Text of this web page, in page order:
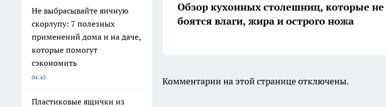
Не выбрасывайте яичную
скорлупу: 7 полезных
применений дома и на даче,
которые помогут
сэкономить
04:45
Пластиковые ящички из
Обзор кухонных столешниц, которые не
боятся влаги, жира и острого ножа
Комментарии на этой странице отключены.